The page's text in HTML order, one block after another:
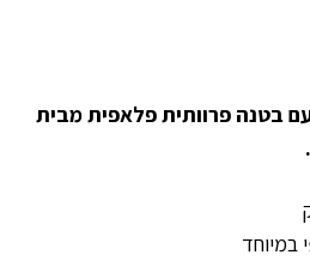
בטנה פרוותית פלאפית מבית
במיוחד